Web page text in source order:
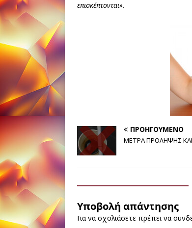
επισκέπτονται».
ΠΡΟΗΓΟΎΜΕΝΟ
ΜΕΤΡΑ ΠΡΟΛΗΨΗΣ
Υποβολή απάντησης
Για να σχολιάσετε πρέπει να